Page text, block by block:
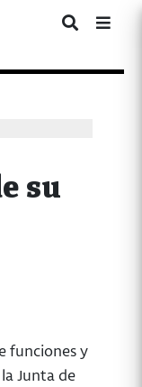
su
funciones y
Junta de